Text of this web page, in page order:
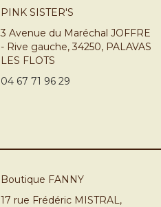
PINK SISTER'S
3 Avenue du Maréchal JOFFRE
- Rive gauche, 34250, PALAVAS
LES FLOTS
04 67 71 96 29
Boutique FANNY
17 rue Frédéric MISTRAL,